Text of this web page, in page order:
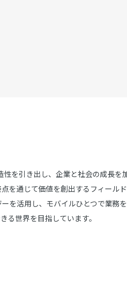
を引き出し、企業と社会の成長を
を通じて価値を創出するフィール
を活用し、モバイルひとつで業務
る世界を目指しています。